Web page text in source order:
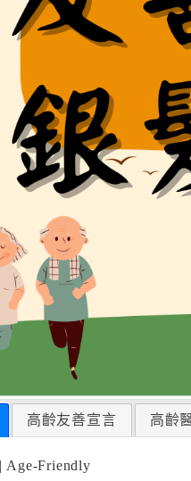
高齡友善宣言 高齡
Age-Friendly